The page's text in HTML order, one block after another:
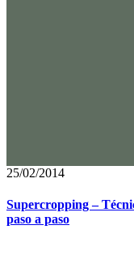
25/02/2014
Supercropping –
paso a paso